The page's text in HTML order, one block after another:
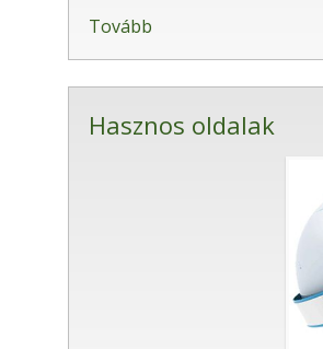
Tovább
Hasznos oldalak